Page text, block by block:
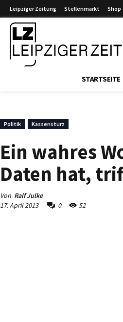
Leipziger Zeitung Stellenmarkt Shop
STARTSEITE
Politik Kassensturz
Ein wahres
Daten hat,
Von Ralf Julke
17. April 2013
0 52